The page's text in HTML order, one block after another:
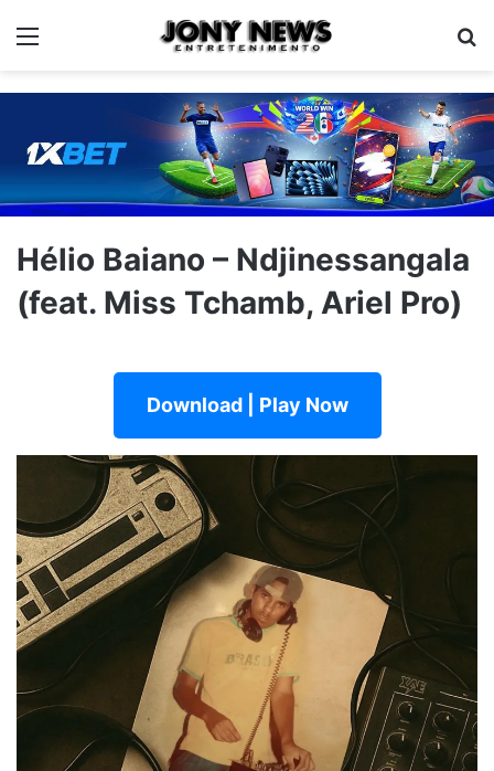
Menu
Hélio Baiano – Ndjinessangala
(feat. Miss Tchamb, Ariel Pro)
Download | Play Now